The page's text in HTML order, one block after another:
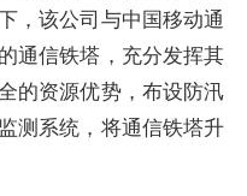
，该公司与中国移动通
通信铁塔，充分发挥其
的资源优势，布设防汛
测系统，将通信铁塔升